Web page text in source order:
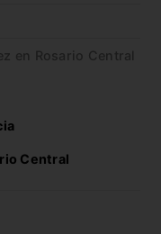
en Rosario Central
Central